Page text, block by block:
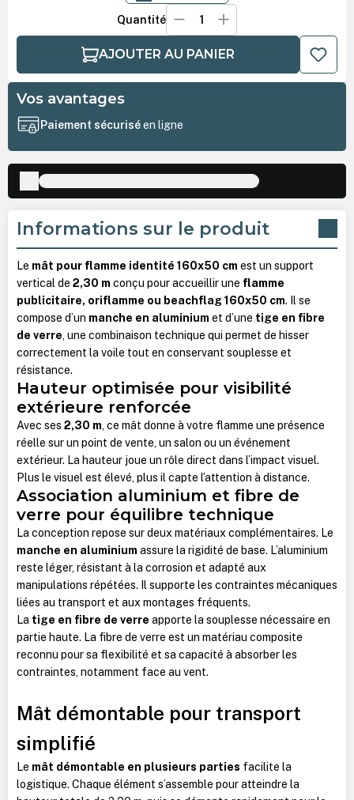
Quantité
AJOUTER AU PANIER
Vos avantages
Paiement sécuriséen ligne
Informations sur le produit
Le mât pour flamme identité 160x50 cm est un support
vertical de 2,30 m conçu pour accueillir une flamme
publicitaire, oriflamme ou beachflag 160x50 cm. Il se
compose d’un manche en aluminium et d’une tige en fibre
de verre, une combinaison technique qui permet de hisser
correctement la voile tout en conservant souplesse et
résistance.
Hauteur optimisée pour visibilité
extérieure renforcée
Avec ses 2,30 m, ce mât donne à votre flamme une présence
réelle sur un point de vente, un salon ou un événement
extérieur. La hauteur joue un rôle direct dans l’impact visuel.
Plus le visuel est élevé, plus il capte l’attention à distance.
Association aluminium et fibre de
verre pour équilibre technique
La conception repose sur deux matériaux complémentaires. Le
manche en aluminium assure la rigidité de base. L’aluminium
reste léger, résistant à la corrosion et adapté aux
manipulations répétées. Il supporte les contraintes mécaniques
liées au transport et aux montages fréquents.
La tige en fibre de verre apporte la souplesse nécessaire en
partie haute. La fibre de verre est un matériau composite
reconnu pour sa flexibilité et sa capacité à absorber les
contraintes, notamment face au vent.
Mât démontable pour transport
simplifié
Le mât démontable en plusieurs parties facilite la
logistique. Chaque élément s’assemble pour atteindre la